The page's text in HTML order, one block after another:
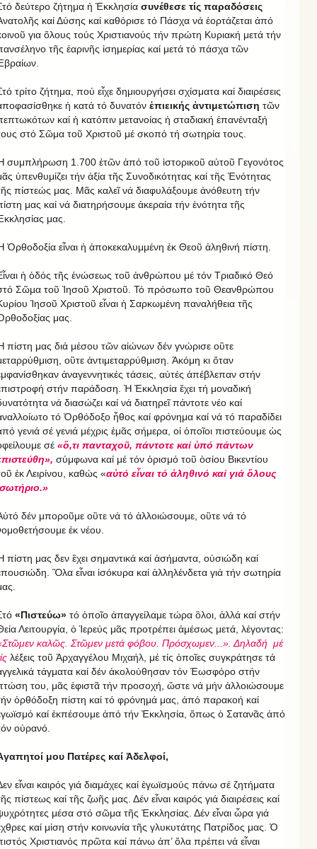
δεύτερο ζήτημα ἡ Ἐκκλησία συνέθεσε τίς παραδόσεις
καί Δύσης καί καθόρισε τό Πάσχα νά ἑορτάζεται ἀπό
για ὅλους τούς Χριστιανούς τήν πρώτη Κυριακή μετά τήν
τῆς ἐαρινῆς ἰσημερίας καί μετά τό πάσχα τῶν
τρίτο ζήτημα, πού εἶχε δημιουργήσει σχίσματα καί διαιρέσεις
ἡ κατά τό δυνατόν ἐπιεικής ἀντιμετώπιση τῶν
καί ἡ κατόπιν μετανοίας ἡ σταδιακή ἐπανένταξή
στό Σῶμα τοῦ Χριστοῦ μέ σκοπό τή σωτηρία τους.
συμπλήρωση 1.700 ἐτῶν ἀπό τοῦ ἱστορικοῦ αὐτοῦ Γεγονότος
ὑπενθυμίζει τήν ἀξία τῆς Συνοδικότητας καί τῆς Ἑνότητας
πίστεώς μας. Μᾶς καλεῖ νά διαφυλάξουμε ἀνόθευτη τήν
μας καί νά διατηρήσουμε ἀκεραία τήν ἑνότητα τῆς
μας.
Ὀρθοδοξία εἶναι ἡ ἀποκεκαλυμμένη ἐκ Θεοῦ ἀληθινή πίστη.
ἡ ὁδός τῆς ἑνώσεως τοῦ ἀνθρώπου μέ τόν Τριαδικό Θεό
Σῶμα τοῦ Ἰησοῦ Χριστοῦ. Τό πρόσωπο τοῦ Θεανθρώπου
Ἰησοῦ Χριστοῦ εἶναι ἡ Σαρκωμένη παναλήθεια τῆς
μας.
πίστη μας διά μέσου τῶν αἰώνων δέν γνώρισε οὒτε
οὒτε ἀντιμεταρρύθμιση. Ἀκόμη κι ὅταν
ἀναγεννητικές τάσεις, αὐτές ἀπέβλεπαν στήν
στήν παράδοση. Ἡ Ἐκκλησία ἔχει τή μοναδική
νά διασώζει καί νά διατηρεῖ πάντοτε νέο καί
τό Ὀρθόδοξο ἦθος καί φρόνημα καί νά τό παραδίδει
γενιά σέ γενιά μέχρις ἐμᾶς σήμερα, οἱ ὁποῖοι πιστεύουμε ὡς
σέ «ὃ,τι πανταχοῦ, πάντοτε καί ὑπό πάντων
σύμφωνα καί μέ τόν ὁρισμό τοῦ ὁσίου Βικεντίου
ἐκ Λειρίνου, καθώς «αὐτό εἶναι τό ἀληθινό καί γιά ὅλους
δέν μποροῦμε οὒτε νά τό ἀλλοιώσουμε, οὒτε νά τό
ἐκ νέου.
πίστη μας δεν ἒχει σημαντικά καί ἀσήμαντα, οὐσιώδη καί
Ὃλα εἶναι ἰσόκυρα καί ἀλληλένδετα γιά τήν σωτηρία
«Πιστεύω» τό ὁποῖο ἀπαγγείλαμε τώρα ὃλοι, ἀλλά καί στήν
Λειτουργία, ὁ Ἱερεύς μᾶς προτρέπει ἀμέσως μετά, λέγοντας:
καλῶς. Στῶμεν μετά φόβου. Πρόσχωμεν...». Δηλαδή μέ
λέξεις τοῦ Ἀρχαγγέλου Μιχαήλ, μέ τίς ὁποῖες συγκράτησε τά
τάγματα καί δέν ἀκολούθησαν τόν Ἑωσφόρο στήν
του, μᾶς ἐφιστᾶ τήν προσοχή, ὥστε νά μήν ἀλλοιώσουμε
ὀρθόδοξη πίστη καί τό φρόνημά μας, ἀπό παρακοή καί
καί ἐκπέσουμε ἀπό τήν Ἐκκλησία, ὅπως ὁ Σατανᾶς ἀπό
οὐρανό.
μου Πατέρες καί Ἀδελφοί,
εἶναι καιρός γιά διαμάχες καί ἐγωϊσμούς πάνω σέ ζητήματα
πίστεως καί τῆς ζωῆς μας. Δέν εἶναι καιρός γιά διαιρέσεις καί
μέσα στό σῶμα τῆς Ἐκκλησίας. Δέν εἶναι ὧρα γιά
καί μίση στήν κοινωνία τῆς γλυκυτάτης Πατρίδος μας. Ὁ
Χριστιανός πρῶτα καί πάνω ἀπ’ ὅλα πρέπει νά εἶναι